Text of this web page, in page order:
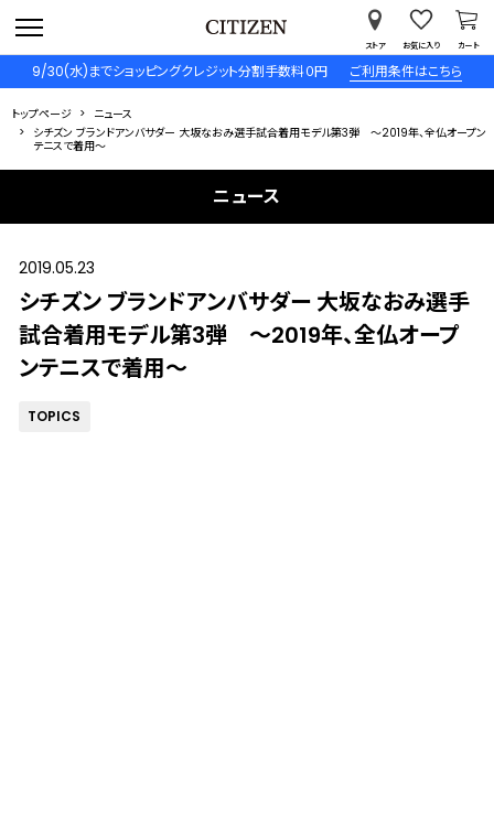
9/30(水)までショッピングクレジット分割手数料０円 ご利用条件はこちら
ストア お気に入り カート
トップページ
ニュース
シチズン ブランドアンバサダー 大坂なおみ選手試合着用モデル第3弾 ～2019年、全仏オープン
テニスで着用～
ニュース
2019.05.23
シチズン ブランドアンバサダー 大坂なおみ選手
試合着用モデル第3弾 ～2019年、全仏オープ
ンテニスで着用～
TOPICS